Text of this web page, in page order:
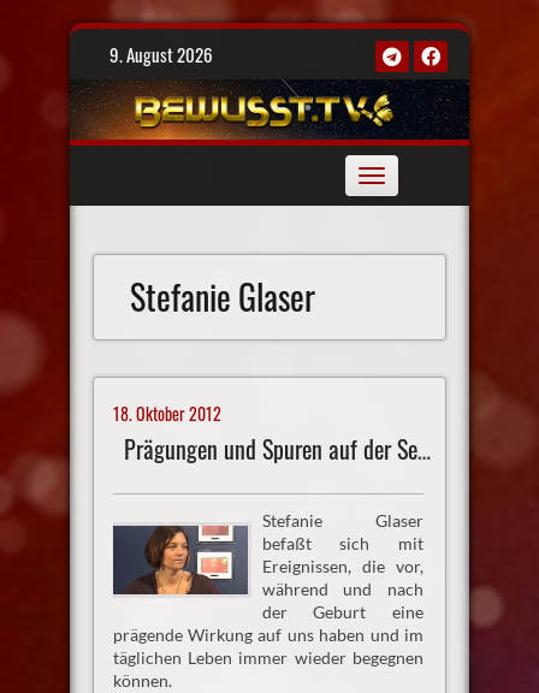
Skip
9. August 2026
Toggle
navigation
Stefanie Glaser
18. Oktober 2012
Prägungen und Spuren auf der Seele
Stefanie Glaser
befaßt sich mit
Ereignissen, die vor,
während und nach
der Geburt eine
prägende Wirkung auf uns haben und im
täglichen Leben immer wieder begegnen
können.